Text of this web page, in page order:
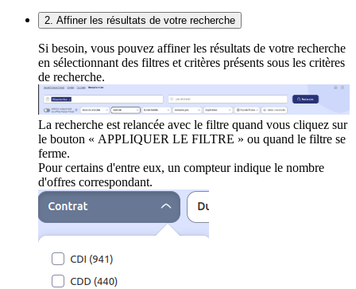
2. Affiner les résultats de votre recherche
Si besoin, vous pouvez affiner les résultats de votre recherche
en sélectionnant des filtres et critères présents sous les critères
de recherche.
La recherche est relancée avec le filtre quand vous cliquez sur
le bouton « APPLIQUER LE FILTRE » ou quand le filtre se
ferme.
Pour certains d'entre eux, un compteur indique le nombre
d'offres correspondant.